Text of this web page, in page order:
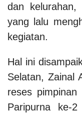
dan kelurahan,
yang lalu
kegiatan.
Hal ini
Selatan, Zainal
reses
Paripurna ke-